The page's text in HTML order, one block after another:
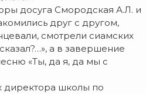
досуга Смородская А.Л. и
друг с другом,
смотрели сиамских
а в завершение
«Ты, да я, да мы с
директора школы по